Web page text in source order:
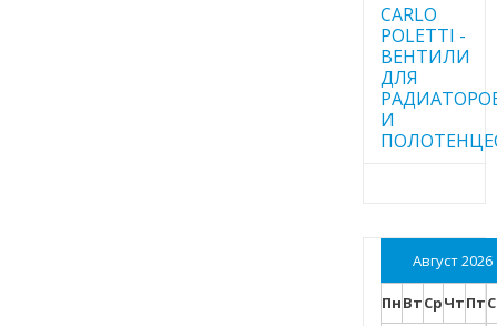
CARLO
POLETTI -
ВЕНТИЛИ
ДЛЯ
И
Август 2026
ПнВтСрЧтПт